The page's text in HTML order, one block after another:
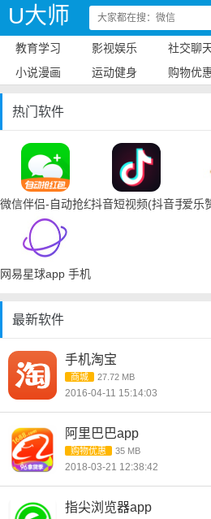
U大师
教育学习 影视娱乐 社交聊
小说漫画
运动健身 购物优
热门软件
微信伴侣-自动抢红包抖音短视频(抖音手机下
爱乐
网易星球app 手机下载
最新软件
手机淘宝
商城 27.72 MB
2016-04-11 15:14:03
阿里巴巴app
购物优惠 35 MB
2018-03-21 12:38:42
指尖浏览器app